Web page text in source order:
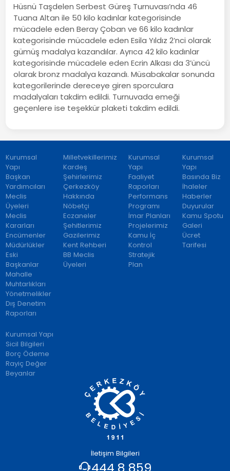
Hüsnü Taşdelen Serbest Güreş Turnuvası’nda 46
Tuana Altan ile 50 kilo kadınlar kategorisinde
mücadele eden Beray Çoban ve 66 kilo kadınlar
kategorisinde mücadele eden Esila Yıldız 2’nci olarak
gümüş madalya kazandılar. Ayrıca 42 kilo kadınlar
kategorisinde mücadele eden Ecrin Alkası da 3’üncü
olarak bronz madalya kazandı. Müsabakalar sonunda
kategorilerinde dereceye giren sporculara
madalyaları takdim edildi. Turnuvada emeği
geçenlere ise teşekkür plaketi takdim edildi.
Kurumsal
Yapı
Başkan
Yardımcıları
Meclis
Üyeleri
Meclis
Kararları
Encümenler
Müdürlükler
Eski
Başkanlar
Mahalle
Muhtarlıkları
Yönetmelikler
Dış Denetim
Raporları
Milletvekillerimiz
Kardeş
Şehirlerimiz
Çerkezköy
Hakkında
Nöbetçi
Eczaneler
Şehitlerimiz
Gazilerimiz
Kent Rehberi
BB Meclis
Üyeleri
Kurumsal
Yapı
Faaliyet
Raporları
Performans
Programı
İmar Planları
Projelerimiz
Kamu İç
Kontrol
Stratejik
Plan
Kurumsal
Yapı
Basında Biz
İhaleler
Haberler
Duyurular
Kamu Spotu
Galeri
Ücret
Tarifesi
Kurumsal Yapı
Sicil Bilgileri
Borç Ödeme
Rayiç Değer
Beyanlar
İletişim Bilgileri